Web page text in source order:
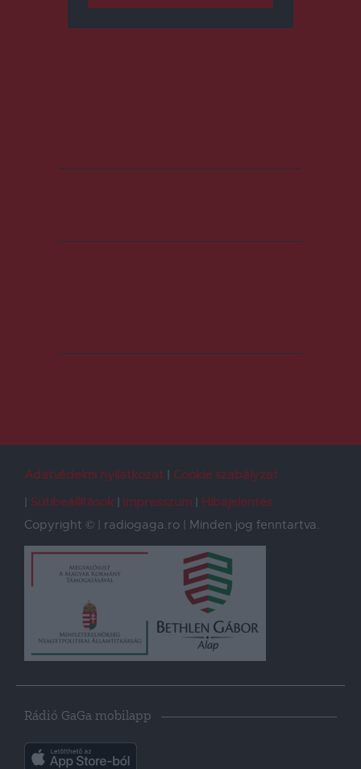
Adatvédelmi nyilatkozat
Cookie szabályzat
Sütibeállítások
Impresszum
Hibajelentés
Copyright © | radiogaga.ro | Minden jog fenntartva.
Rádió GaGa mobilapp